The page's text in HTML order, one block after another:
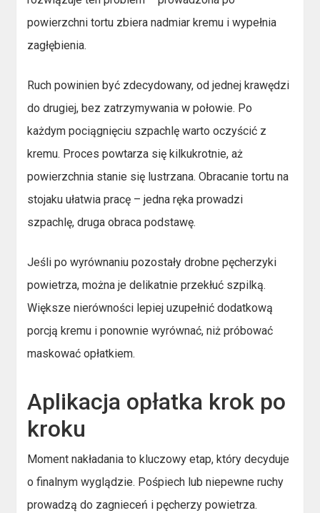
powierzchni tortu zbiera nadmiar kremu i wypełnia
zagłębienia.
Ruch powinien być zdecydowany, od jednej krawędzi
do drugiej, bez zatrzymywania w połowie. Po
każdym pociągnięciu szpachlę warto oczyścić z
kremu. Proces powtarza się kilkukrotnie, aż
powierzchnia stanie się lustrzana. Obracanie tortu na
stojaku ułatwia pracę – jedna ręka prowadzi
szpachlę, druga obraca podstawę.
Jeśli po wyrównaniu pozostały drobne pęcherzyki
powietrza, można je delikatnie przekłuć szpilką.
Większe nierówności lepiej uzupełnić dodatkową
porcją kremu i ponownie wyrównać, niż próbować
maskować opłatkiem.
Aplikacja opłatka krok po
kroku
Moment nakładania to kluczowy etap, który decyduje
o finalnym wyglądzie. Pośpiech lub niepewne ruchy
prowadzą do zagnieceń i pęcherzy powietrza.